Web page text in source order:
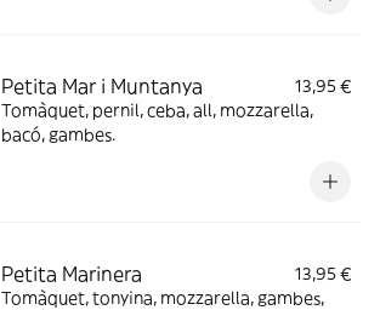
Petita Mar i Muntanya
13,95 €
Tomàquet, pernil, ceba, all, mozzarella,
bacó, gambes.
Petita Marinera
13,95 €
Tomàquet, tonyina, mozzarella, gambes,